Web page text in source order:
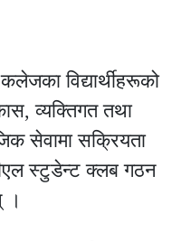
विद्यार्थीहरूको
व्यक्तिगत तथा
सेवामा सक्रियता
स्टुडेन्ट क्लब गठन
।